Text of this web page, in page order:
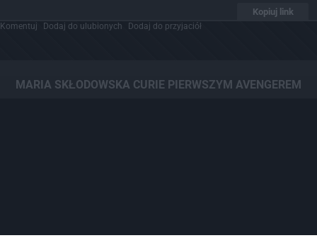
Kopiuj link
Komentuj Dodaj do ulubionych Dodaj do przyjaciół
MARIA SKŁODOWSKA CURIE PIERWSZYM AVENGEREM